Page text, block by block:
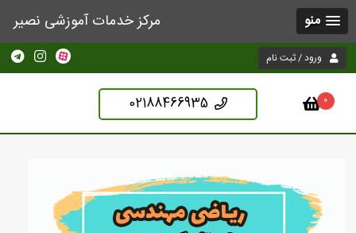
مرکز خدمات آموزشی نصیر منو
ورود / ثبت نام
0
02188466935